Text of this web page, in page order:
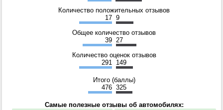
Количество положительных отзывов
17 9
Общее количество отзывов
39 27
Количество оценок отзывов
291
149
Итого (баллы)
476 325
Самые полезные отзывы об автомобилях: